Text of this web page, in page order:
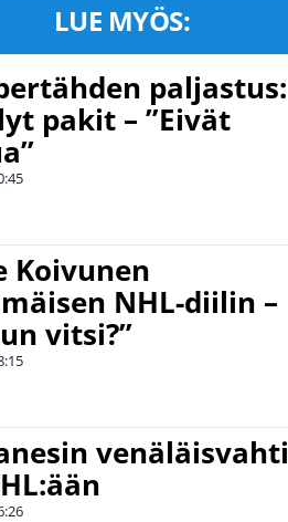
LUE MYÖS:
paljastus:
pakit – ”Eivät
Koivunen
NHL-diilin –
vitsi?”
venäläisvahti